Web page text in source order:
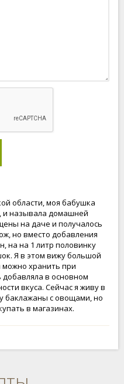
области, моя бабушка
и называла домашней
на даче и получалось
но вместо добавления
на на 1 литр половинку
Я в этом вижу большой
можно хранить при
в основном
вкуса. Сейчас я живу в
баклажаны с овощами, но
в магазинах.